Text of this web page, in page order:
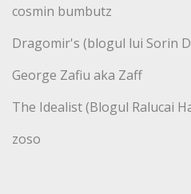
cosmin bumbutz
Dragomir's (blogul lui Sorin
George Zafiu aka Zaff
The Idealist (Blogul Ralucai
zoso